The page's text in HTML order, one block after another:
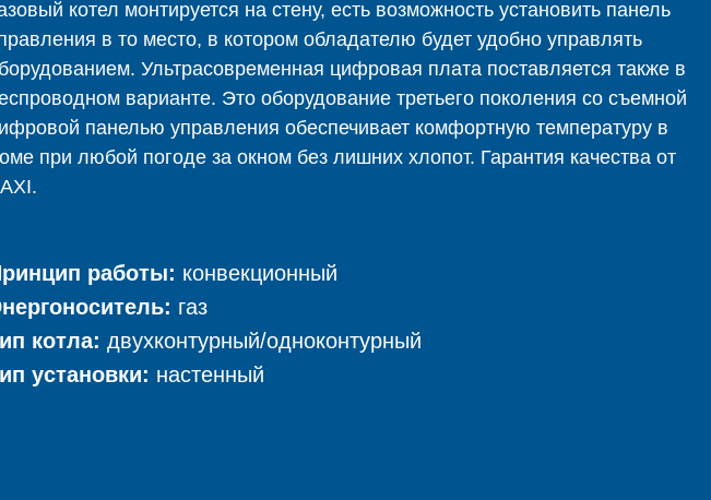
работы: конвекционный
газ
котла: двухконтурный/одноконтурный
установки: настенный
котел монтируется на стену, есть возможность установить панель
в то место, в котором обладателю будет удобно управлять
Ультрасовременная цифровая плата поставляется также в
варианте. Это оборудование третьего поколения со съемной
панелью управления обеспечивает комфортную температуру в
при любой погоде за окном без лишних хлопот. Гарантия качества от